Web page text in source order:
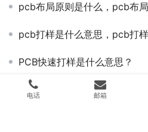
pcb布局原则是什么，pcb布
pcb打样是什么意思，pcb打
PCB快速打样是什么意思？
电子电路板制作过程，电脑主
电话 邮箱